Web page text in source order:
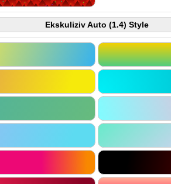
Ekskuliziv Auto (1.4) Style